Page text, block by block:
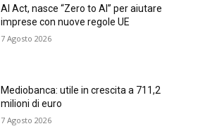
AI Act, nasce “Zero to AI” per aiutare
imprese con nuove regole UE
7 Agosto 2026
Mediobanca: utile in crescita a 711,2
milioni di euro
7 Agosto 2026